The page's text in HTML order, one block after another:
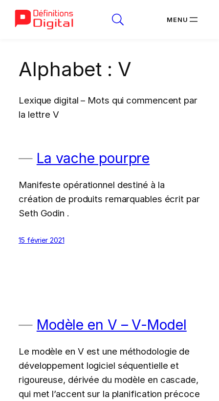
contenu
Alphabet : V
Lexique digital – Mots qui commencent par
la lettre V
La vache pourpre
Manifeste opérationnel destiné à la
création de produits remarquables écrit par
Seth Godin .
15 février 2021
Modèle en V – V-Model
Le modèle en V est une méthodologie de
développement logiciel séquentielle et
rigoureuse, dérivée du modèle en cascade,
qui met l’accent sur la planification précoce